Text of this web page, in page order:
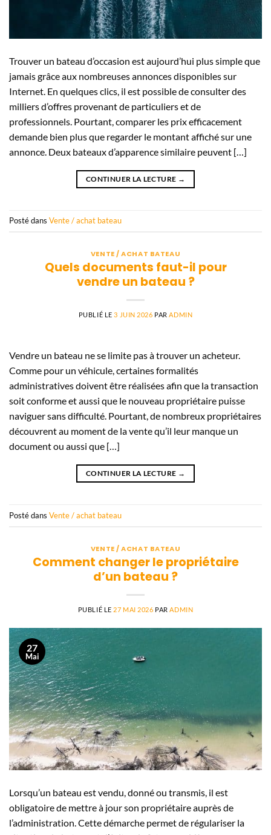
Trouver un bateau d’occasion est aujourd’hui plus simple que
jamais grâce aux nombreuses annonces disponibles sur
Internet. En quelques clics, il est possible de consulter des
milliers d’offres provenant de particuliers et de
professionnels. Pourtant, comparer les prix efficacement
demande bien plus que regarder le montant affiché sur une
annonce. Deux bateaux d’apparence similaire peuvent […]
CONTINUER LA LECTURE →
Posté dans Vente / achat bateau
VENTE / ACHAT BATEAU
Quels documents faut-il pour
vendre un bateau ?
PUBLIÉ LE3 JUIN 2026 PARADMIN
Vendre un bateau ne se limite pas à trouver un acheteur.
Comme pour un véhicule, certaines formalités
administratives doivent être réalisées afin que la transaction
soit conforme et aussi que le nouveau propriétaire puisse
naviguer sans difficulté. Pourtant, de nombreux propriétaires
découvrent au moment de la vente qu’il leur manque un
document ou aussi que […]
CONTINUER LA LECTURE →
Posté dans Vente / achat bateau
VENTE / ACHAT BATEAU
Comment changer le propriétaire
d’un bateau ?
PUBLIÉ LE 27 MAI 2026 PARADMIN
27
Mai
Lorsqu’un bateau est vendu, donné ou transmis, il est
obligatoire de mettre à jour son propriétaire auprès de
l’administration. Cette démarche permet de régulariser la